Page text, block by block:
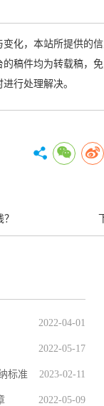
变化，本站所提供的
的稿件均为转载稿
行处理解决。
2022-04-01
2022-05-17
2023-02-11
标准
2022-05-09